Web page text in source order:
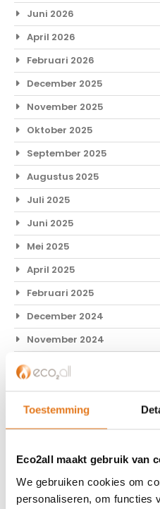
Toestemming
Eco2all maakt gebruik van
We gebruiken cookies om
personaliseren, om functies
Juni 2026
April 2026
Februari 2026
December 2025
November 2025
Oktober 2025
September 2025
Augustus 2025
Juli 2025
Juni 2025
Mei 2025
April 2025
Februari 2025
December 2024
November 2024
Oktober 2024
Augustus 2024
Juli 2024
Juni 2024
Mei 2024
April 2024